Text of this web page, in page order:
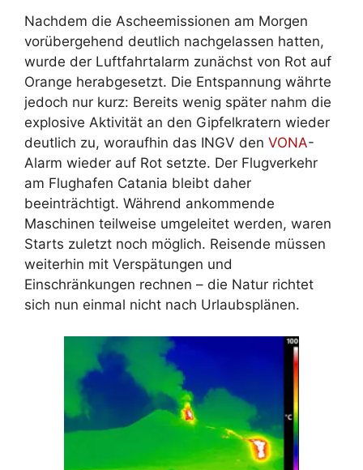
Nachdem die Ascheemissionen am Morgen
vorübergehend deutlich nachgelassen hatten,
wurde der Luftfahrtalarm zunächst von Rot auf
Orange herabgesetzt. Die Entspannung währte
jedoch nur kurz: Bereits wenig später nahm die
explosive Aktivität an den Gipfelkratern wieder
deutlich zu, woraufhin das INGV den VONA-
Alarm wieder auf Rot setzte. Der Flugverkehr
am Flughafen Catania bleibt daher
beeinträchtigt. Während ankommende
Maschinen teilweise umgeleitet werden, waren
Starts zuletzt noch möglich. Reisende müssen
weiterhin mit Verspätungen und
Einschränkungen rechnen – die Natur richtet
sich nun einmal nicht nach Urlaubsplänen.